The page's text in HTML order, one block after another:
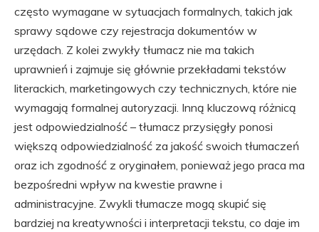
często wymagane w sytuacjach formalnych, takich jak
sprawy sądowe czy rejestracja dokumentów w
urzędach. Z kolei zwykły tłumacz nie ma takich
uprawnień i zajmuje się głównie przekładami tekstów
literackich, marketingowych czy technicznych, które nie
wymagają formalnej autoryzacji. Inną kluczową różnicą
jest odpowiedzialność – tłumacz przysięgły ponosi
większą odpowiedzialność za jakość swoich tłumaczeń
oraz ich zgodność z oryginałem, ponieważ jego praca ma
bezpośredni wpływ na kwestie prawne i
administracyjne. Zwykli tłumacze mogą skupić się
bardziej na kreatywności i interpretacji tekstu, co daje im